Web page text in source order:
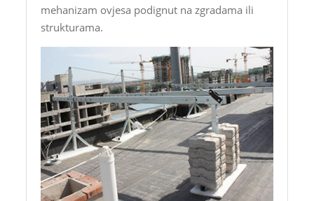
mehanizam ovjesa podignut na zgradama ili
strukturama.